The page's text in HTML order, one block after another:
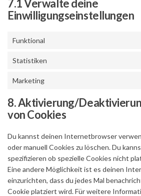
7.1 Verwalte deine
Einwilligungseinstellungen
Funktional
Statistiken
Marketing
8. Aktivierung/
von Cookies
Du kannst deinen Internetbrowser
oder manuell Cookies zu löschen. Du
spezifizieren ob spezielle Cookies nicht
Eine andere Möglichkeit ist es deinen
einzurichten, dass du jedes Mal
Cookie platziert wird. Für weitere